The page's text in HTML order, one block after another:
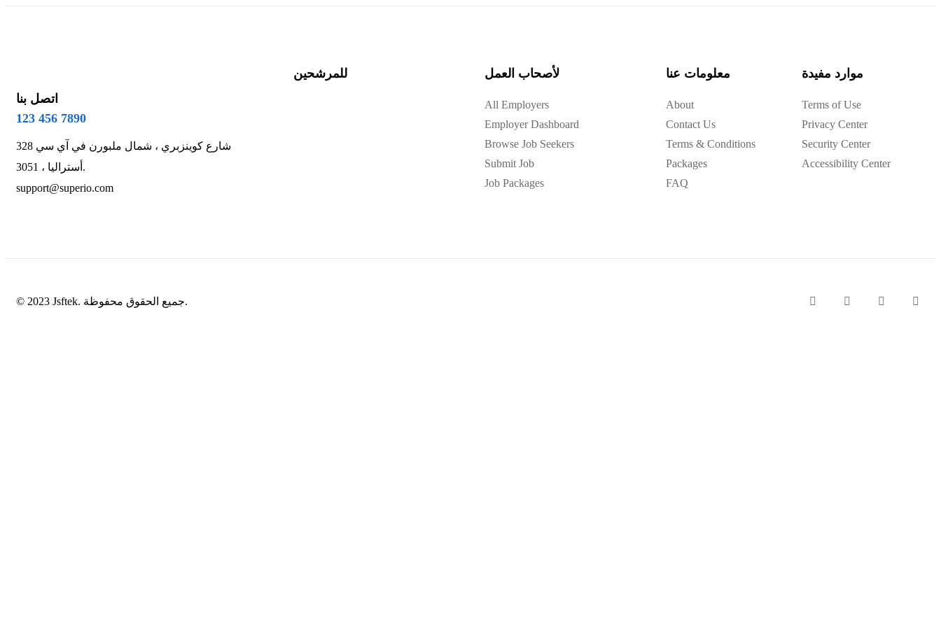
اتصل بنا
123 456 7890
328 شارع كوينزبري ، شمال ملبورن في آي سي
3051 ، أستراليا.
support@superio.com
للمرشحين لأصحاب العمل
All Employers
Employer Dashboard
Browse Job Seekers
Submit Job
Job Packages
معلومات عنا
About
Contact Us
Terms & Conditions
Packages
FAQ
موارد مفيدة
Terms of Use
Privacy Center
Security Center
Accessibility Center
© 2023 Jsftek. جميع الحقوق محفوظة.